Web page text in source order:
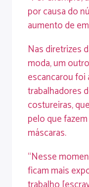
por causa do
aumento de
Nas diretrizes
moda, um
escancarou foi
trabalhadores
costureiras,
pelo que
máscaras.
“Nesse
ficam mais